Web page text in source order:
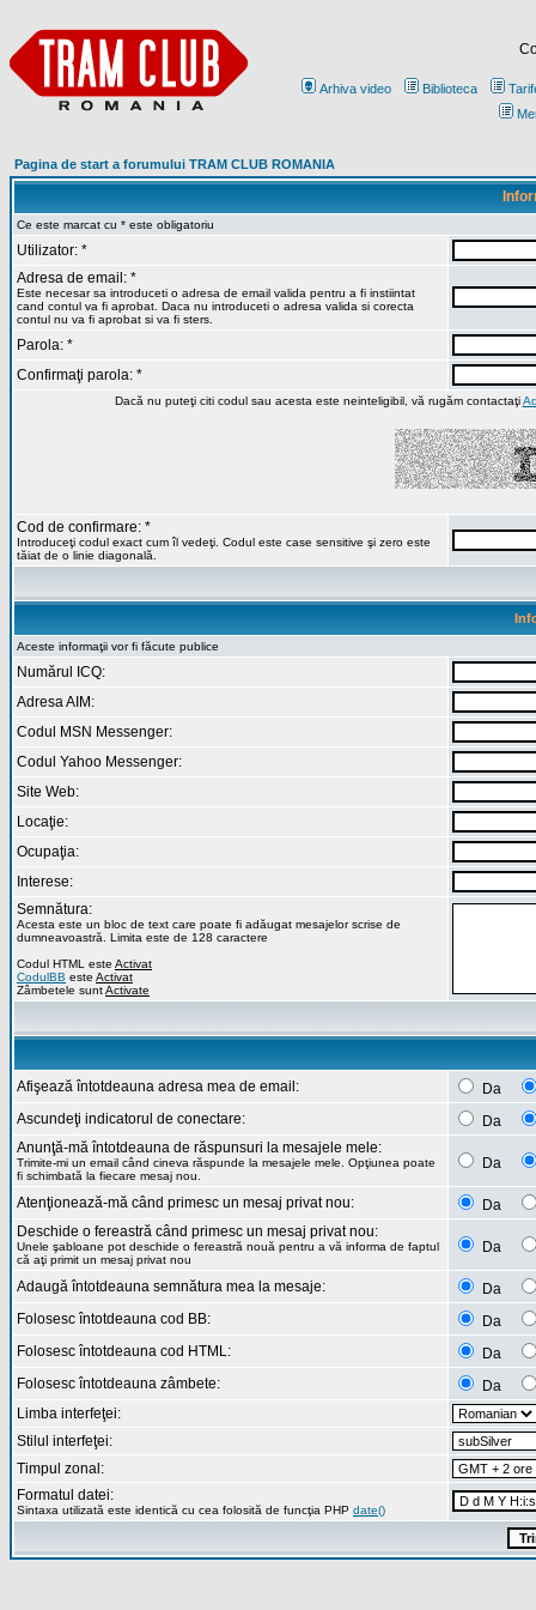
Arhiva video Biblioteca
Pagina de start a forumului TRAM CLUB ROMANIA
Ce este marcat cu * este obligatoriu
Utilizator: *
Adresa de email: *
Este necesar sa introduceti o adresa de email valida pentru a fi instiintat
cand contul va fi aprobat. Daca nu introduceti o adresa valida si corecta
contul nu va fi aprobat si va fi sters.
Parola: *
Confirmaţi parola: *
Dacă nu puteţi citi codul sau acesta este neinteligibil, vă rugăm contactaţi
Cod de confirmare: *
Introduceţi codul exact cum îl vedeţi. Codul este case sensitive şi zero este
tăiat de o linie diagonală.
Aceste informaţii vor fi făcute publice
Numărul ICQ:
Adresa AIM:
Codul MSN Messenger:
Codul Yahoo Messenger:
Site Web:
Locaţie:
Ocupaţia:
Interese:
Semnătura:
Acesta este un bloc de text care poate fi adăugat mesajelor scrise de
dumneavoastră. Limita este de 128 caractere
Codul HTML este Activat
CodulBB este Activat
Zâmbetele suntActivate
Afişează întotdeauna adresa mea de email:
Da
Ascundeţi indicatorul de conectare:
Da
Anunţă-mă întotdeauna de răspunsuri la mesajele mele:
Trimite-mi un email când cineva răspunde la mesajele mele. Opţiunea poate
fi schimbată la fiecare mesaj nou.
Da
Atenţionează-mă când primesc un mesaj privat nou:
Da
Deschide o fereastră când primesc un mesaj privat nou:
Unele şabloane pot deschide o fereastră nouă pentru a vă informa de faptul
că aţi primit un mesaj privat nou
Da
Adaugă întotdeauna semnătura mea la mesaje:
Da
Folosesc întotdeauna cod BB:
Da
Folosesc întotdeauna cod HTML:
Da
Folosesc întotdeauna zâmbete:
Da
Limba interfeţei:
Stilul interfeţei:
Timpul zonal:
Formatul datei:
Sintaxa utilizată este identică cu cea folosită de funcţia PHP date()